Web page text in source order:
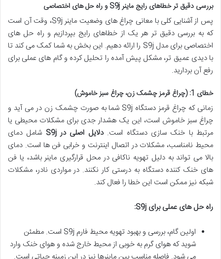
بررسی دقیق تر خطاهای رایج ماینر S9j و راه حل های اختصاصی
پس از آشنایی کلی با معانی چراغ های وضعیت ماینر S9j، وقت آن است
که به بررسی دقیق تر هر یک از خطاهای رایج بپردازیم و راه حل های
اختصاصی برای مدل S9j را ارائه دهیم. این بخش به شما کمک می کند تا
با دیدی عمیق تر، مشکل پیش آمده را تحلیل کرده و گام های عملی برای
رفع آن بردارید.
خطای 1: (چراغ قرمز چشمک زن، چراغ سبز خاموش)
زمانی که چراغ قرمز دستگاه S9j شما به صورت چشمک زن در می آید و
چراغ سبز خاموش است، این یک هشدار جدی برای مشکلات محیطی یا
مرتبط با خنک سازی دستگاه است.دلایل اصلی در S9j
شامل دمای
محیط نامناسب، مشکلات در اتصال اینترنت و خرابی فن ها است. دمای
بالا می تواند به دلیل تهویه ناکافی در محل قرارگیری ماینر باشد، یا فن
های خنک کننده دستگاه به درستی کار نکنند. در مواردی نادر، مشکلات
شبکه نیز ممکن است این خطا را فعال کند.
راه حل های عملی برای S9j:
اولین گام، بررسی و بهبود تهویه محیط فارم S9j است. مطمئن
شوید که هوای گرم به خوبی از محیط خارج شده و هوای خنک وارد